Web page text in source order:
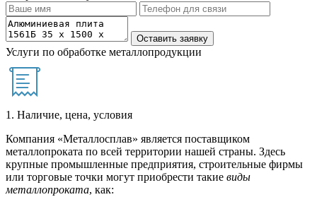
Услуги по обработке металлопродукции
1. Наличие, цена, условия
Компания «Металлосплав» является поставщиком
металлопроката по всей территории нашей страны. Здесь
крупные промышленные предприятия, строительные фирмы
или торговые точки могут приобрести такие виды
металлопроката, как: